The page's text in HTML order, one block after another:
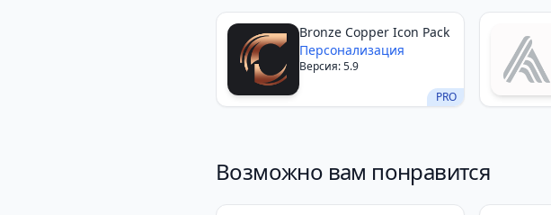
PRO
Bronze Copper Icon Pack
Персонализация
Версия: 5.9
Возможно вам понравится